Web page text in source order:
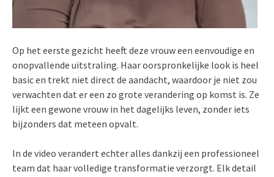
Op het eerste gezicht heeft deze vrouw een eenvoudige en
onopvallende uitstraling. Haar oorspronkelijke look is heel
basic en trekt niet direct de aandacht, waardoor je niet zou
verwachten dat er een zo grote verandering op komst is. Ze
lijkt een gewone vrouw in het dagelijks leven, zonder iets
bijzonders dat meteen opvalt.
In de video verandert echter alles dankzij een professioneel
team dat haar volledige transformatie verzorgt. Elk detail